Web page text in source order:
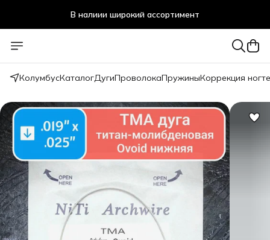
В налиии широкий ассортимент
Стоматологичечкие материалы оптом и в розницу
КолумбусКаталогДугиПроволокаПружиныКоррекция